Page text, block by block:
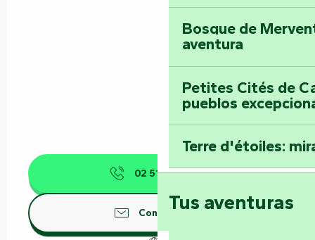
Bosque de
aventura
Petites Cités de
pueblos
Terre d'étoiles:
Tus aventuras
02 51 51 00▒▒
Contáctenos